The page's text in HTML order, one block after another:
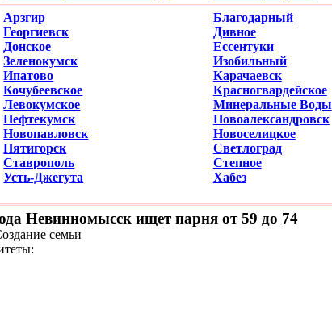
Арзгир
Благодарный
Георгиевск
Дивное
Донское
Ессентуки
Зеленокумск
Изобильный
Ипатово
Карачаевск
Кочубеевское
Красногвардейское
Левокумское
Минеральные Воды
Нефтекумск
Новоалександровск
Новопавловск
Новоселицкое
Пятигорск
Светлоград
Ставрополь
Степное
Усть-Джегута
Хабез
Невинномысск ищет парня от 59 до 74
семьи